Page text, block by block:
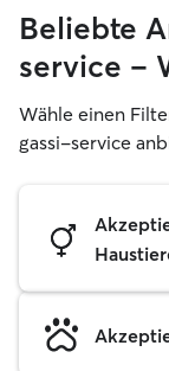
Beliebte
service –
Wähle einen
gassi-service